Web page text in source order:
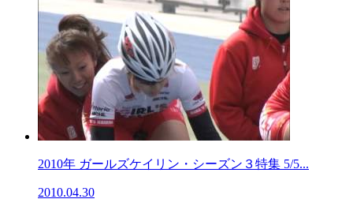
2010年 ガールズケイリン・シーズン３特集 5/5...
2010.04.30